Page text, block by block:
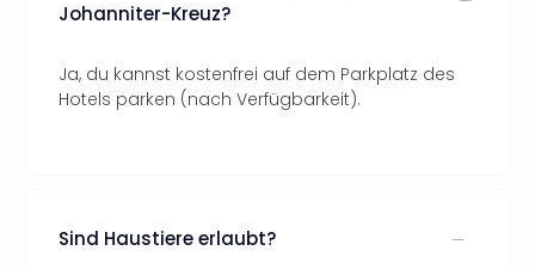
Johanniter-Kreuz?
Ja, du kannst kostenfrei auf dem Parkplatz des
Hotels parken (nach Verfügbarkeit).
Sind Haustiere erlaubt?